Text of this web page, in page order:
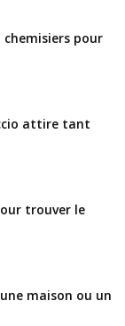
chemisiers pour
attire tant
trouver le
maison ou un